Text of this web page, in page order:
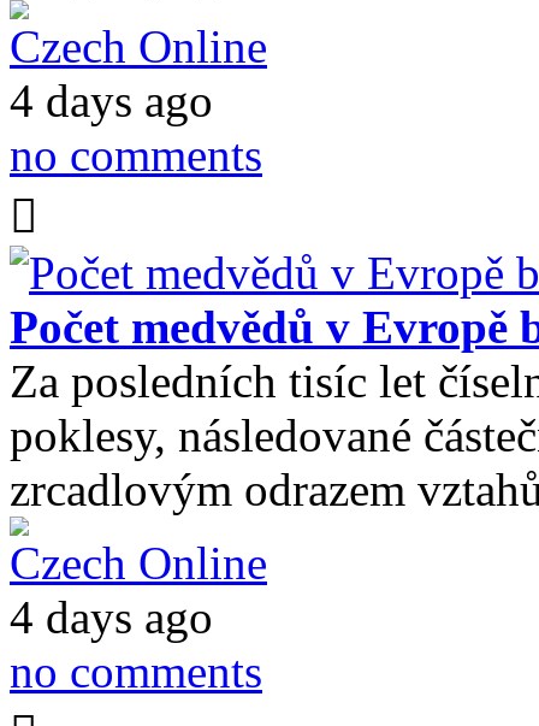
Czech Online
4 days ago
no comments
Počet medvědů v Evropě
Za posledních tisíc let
poklesy, následované
zrcadlovým odrazem
Czech Online
4 days ago
no comments